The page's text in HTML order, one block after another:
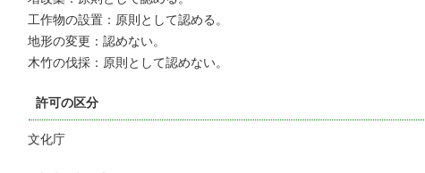
工作物の設置：原則として認める。
地形の変更：認めない。
木竹の伐採：原則として認めない。
許可の区分
文化庁